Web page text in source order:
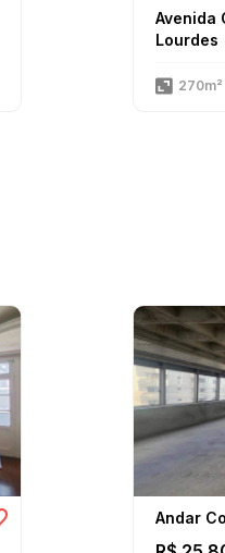
Avenida
Lourdes
270m²
Andar